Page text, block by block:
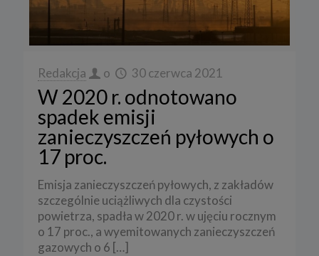
Redakcja o 30 czerwca 2021
W 2020 r. odnotowano
spadek emisji
zanieczyszczeń pyłowych o
17 proc.
Emisja zanieczyszczeń pyłowych, z zakładów
szczególnie uciążliwych dla czystości
powietrza, spadła w 2020 r. w ujęciu rocznym
o 17 proc., a wyemitowanych zanieczyszczeń
gazowych o 6 […]